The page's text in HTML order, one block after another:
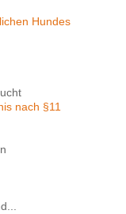
Hundes
nach §11